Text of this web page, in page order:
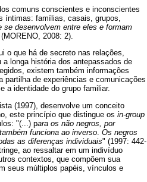
comuns conscientes e inconscientes
íntimas: famílias, casais, grupos,
desenvolvem entre eles e formam
2008: 2).
o que há de secreto nas relações,
longa história dos antepassados de
existem também informações
de experiências e comunicações
a identidade do grupo familiar.
(1997), desenvolve um conceito
este princípio que distingue os in-group
"(...) para os não negros, por
funciona ao inverso Os negros
as diferenças individuais" (1997: 442-
ao ressaltar em um indivíduo
contextos, que compõem sua
seus múltiplos papéis, vínculos e